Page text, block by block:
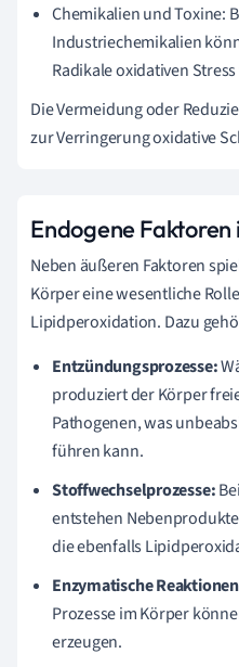
Chemikalien und Toxine:
Industriechemikalien
Radikale oxidativen
Die Vermeidung oder
zur Verringerung oxidative
Endogene
Neben äußeren Faktoren
Körper eine wesentliche
Lipidperoxidation. Dazu
Entzündungsprozesse:
produziert der Körper
Pathogenen, was
führen kann.
Stoffwechselprozesse:
entstehen
die ebenfalls
Enzymatische
Prozesse im Körper
erzeugen.